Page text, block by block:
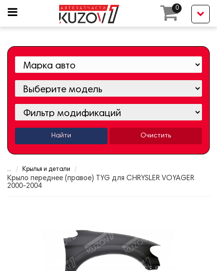
0
Найти Очистить
... Крылья и детали
Крыло переднее (правое) TYG для CHRYSLER VOYAGER
2000-2004